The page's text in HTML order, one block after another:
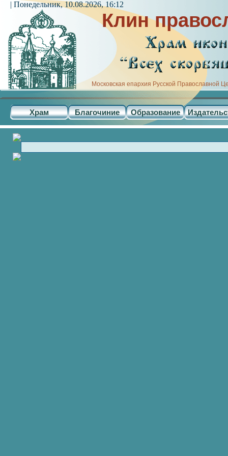
Клин
Московская епархия Русской Православной
Храм Благочиние Образование
| Понедельник, 10.08.2026, 16:12